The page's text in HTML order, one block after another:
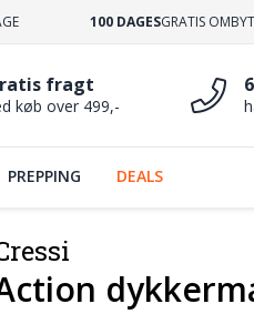
100 DAGESGRATIS
fragt
køb over 499,-
PREPPING DEALS